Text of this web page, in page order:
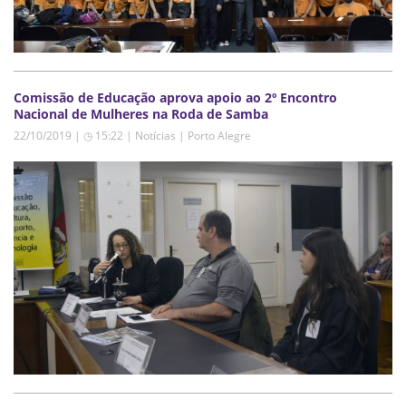
Comissão de Educação aprova apoio ao 2º Encontro
Nacional de Mulheres na Roda de Samba
22/10/2019 | ◷ 15:22 | Notícias | Porto Alegre